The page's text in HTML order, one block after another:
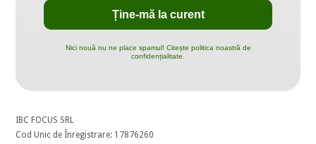
Nici nouă nu ne place spamul! Citește politica noastră de
confidențialitate.
IBC FOCUS SRL
Cod Unic de Înregistrare: 17876260